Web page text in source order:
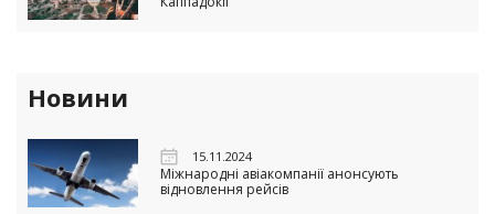
Новини
15.11.2024
Міжнародні авіакомпанії анонсують
відновлення рейсів